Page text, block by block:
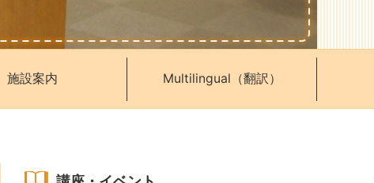
施設案内 Multilingual（翻訳）